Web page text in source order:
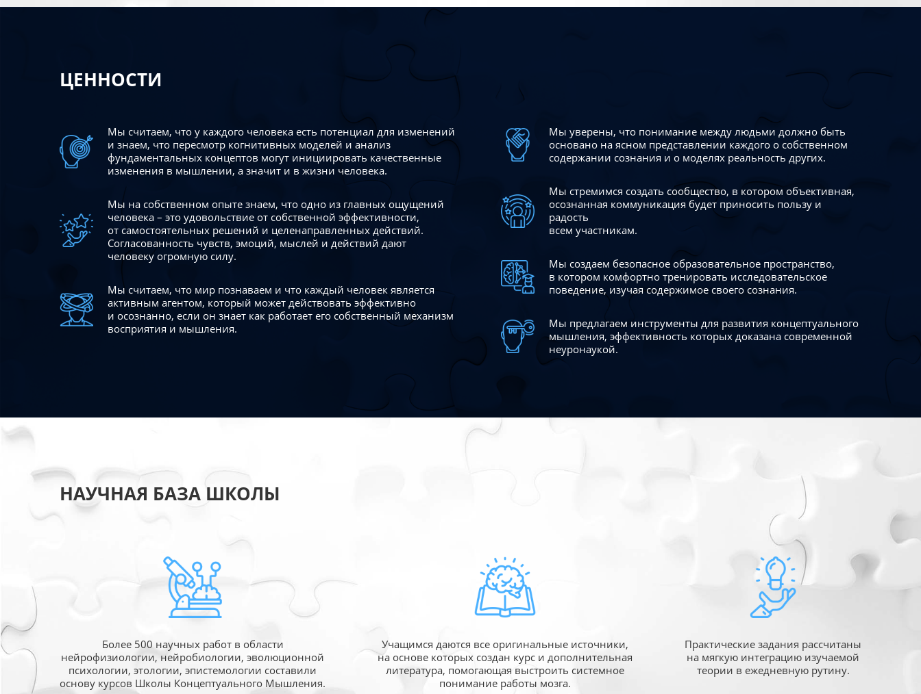
ЦЕННОСТИ
Мы считаем, что у каждого человека есть потенциал для изменений
и знаем, что пересмотр когнитивных моделей и анализ
фундаментальных концептов могут инициировать качественные
изменения в мышлении, а значит и в жизни человека.
Мы на собственном опыте знаем, что одно из главных ощущений
человека – это удовольствие от собственной эффективности,
от самостоятельных решений и целенаправленных действий.
Согласованность чувств, эмоций, мыслей и действий дают
человеку огромную силу.
Мы считаем, что мир познаваем и что каждый человек является
активным агентом, который может действовать эффективно
и осознанно, если он знает как работает его собственный механизм
восприятия и мышления.
Мы уверены, что понимание между людьми должно быть
основано на ясном представлении каждого о собственном
содержании сознания и о моделях реальность других.
Мы стремимся создать сообщество, в котором объективная,
осознанная коммуникация будет приносить пользу и
радость
всем участникам.
Мы создаем безопасное образовательное пространство,
в котором комфортно тренировать исследовательское
поведение, изучая содержимое своего сознания.
Мы предлагаем инструменты для развития концептуального
мышления, эффективность которых доказана современной
неуронаукой.
НАУЧНАЯ БАЗА ШКОЛЫ
Более 500 научных работ в области
нейрофизиологии, нейробиологии, эволюционной
психологии, этологии, эпистемологии составили
основу курсов Школы Концептуального Мышления.
Учащимся даются все оригинальные источники,
на основе которых создан курс и дополнительная
литература, помогающая выстроить системное
понимание работы мозга.
Практические задания рассчитаны
на мягкую интеграцию изучаемой
теории в ежедневную рутину.